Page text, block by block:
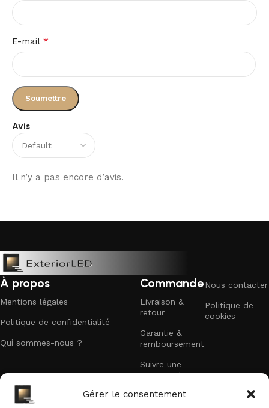
Gérer le consentement
Avis
Il n’y a pas encore d’avis.
E-mail *
À propos
Mentions légales
Politique de confidentialité
Qui sommes-nous ?
Commande
Livraison &
retour
Garantie &
remboursement
Suivre une
commande
Nous contacter
Politique de
cookies
Recevez nos offres exclusives